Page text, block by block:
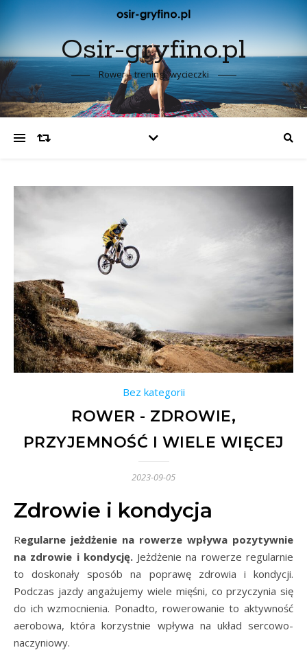
Osir-gryfino.pl
Rower – treningi, wycieczki
Bez kategorii
ROWER - ZDROWIE,
PRZYJEMNOŚĆ I WIELE WIĘCEJ
2023-09-05
Zdrowie i kondycja
Regularne jeżdżenie na rowerze wpływa pozytywnie
na zdrowie i kondycję.Jeżdżenie na rowerze regularnie
to doskonały sposób na poprawę zdrowia i kondycji.
Podczas jazdy angażujemy wiele mięśni, co przyczynia się
do ich wzmocnienia. Ponadto, rowerowanie to aktywność
aerobowa, która korzystnie wpływa na układ sercowo-
naczyniowy.